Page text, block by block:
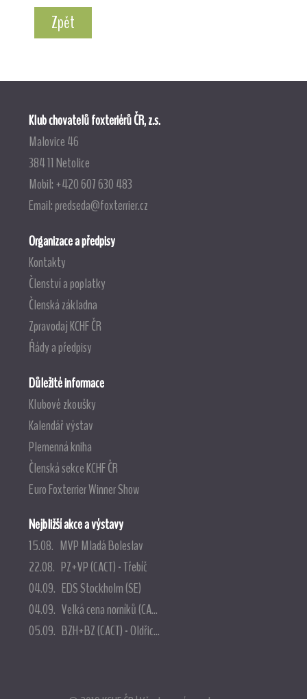
Zpět
Klub chovatelů foxteriérů ČR, z.s.
Malovice 46
384 11 Netolice
Mobil: +420 607 630 483
Email:predseda@foxterrier.cz
Organizace a předpisy
Kontakty
Členství a poplatky
Členská základna
Zpravodaj KCHF ČR
Řády a předpisy
Důležité informace
Klubové zkoušky
Kalendář výstav
Plemenná kniha
Členská sekce KCHF ČR
Euro Foxterrier Winner Show
Nejbližší akce a výstavy
15.08. MVP Mladá Boleslav
22.08. PZ+VP (CACT) - Třebíč
04.09. EDS Stockholm (SE)
04.09. Velká cena norníků (CA...
05.09. BZH+BZ (CACT) - Oldřic...